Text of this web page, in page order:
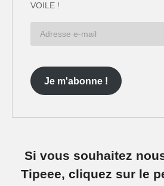
VOILE !
Je m'abonne !
Si vous souhaitez
Tipeee, cliquez sur le